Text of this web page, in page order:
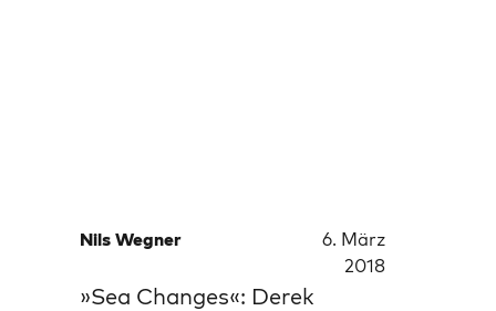
Nils Wegner
6. März
2018
»Sea Changes«: Derek